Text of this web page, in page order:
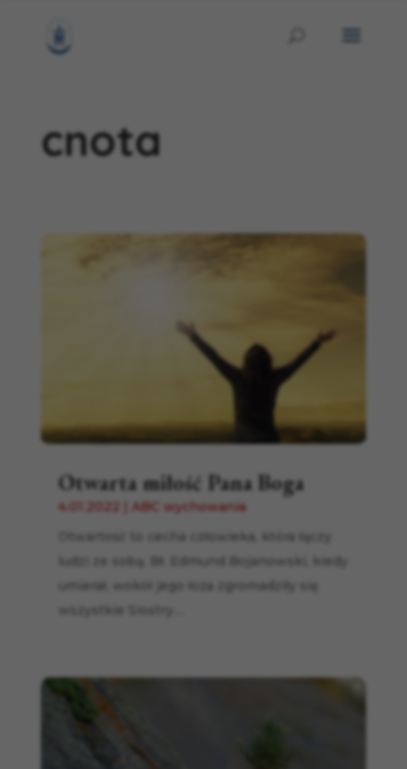
cnota
Otwarta miłość Pana Boga
4.01.2022
ABC wychowania
Otwartość to cecha człowieka, która łączy
ludzi ze sobą. Bł. Edmund Bojanowski, kiedy
umierał, wokół jego łoża zgromadziły się
wszystkie Siostry....